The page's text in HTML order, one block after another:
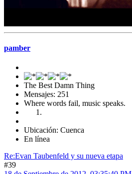
pamber
The Best Damn Thing
Mensajes: 251
Where words fail, music speaks.
Ubicación: Cuenca
En línea
Re:Evan Taubenfeld y su nueva etapa
#39